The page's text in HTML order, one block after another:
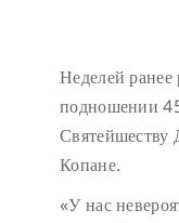
Неделей
подношении
Святейшеству
Копане.
«У нас